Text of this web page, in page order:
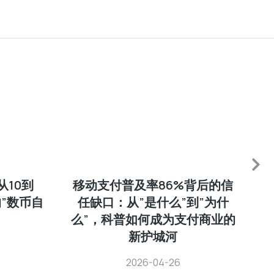
10到
数币自
移动支付普及率86%背后的信
任缺口：从”是什么”到”为什
么”，科普如何成为支付商业的
新护城河
2026-04-26